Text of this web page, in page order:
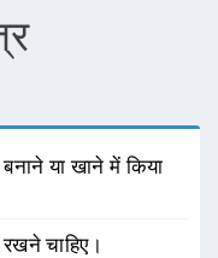
या खाने में किया
चाहिए।